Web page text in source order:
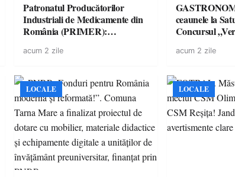
Patronatul Producătorilor
Industriali de Medicamente din
România (PRIMER):
energie electrică a fabricilor de
accesul pacienților la
medicamente esențiale
acum 2 zile
GASTRONOMIE Se
ceaunele la
Concursul
spectaculoase,
acum 2 zile
LOCALE LOCALE